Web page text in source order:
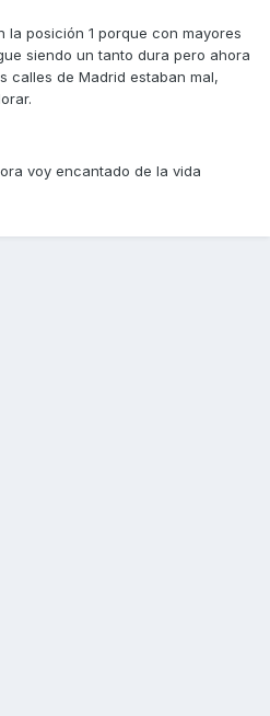
la posición 1 porque con mayores
siendo un tanto dura pero ahora
calles de Madrid estaban mal,
voy encantado de la vida